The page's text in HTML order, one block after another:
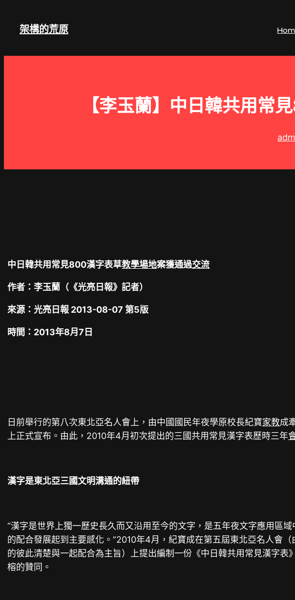
架構的荒原
【李玉蘭】中日韓共用常
中日韓共用常見800漢字表草教學場地案獲通過交流
作者：李玉蘭（《光亮日報》記者）
來源：光亮日報 2013-08-07 第5版
時間：2013年8月7日
日前舉行的第八次東北亞名人會上，由中國國民年夜學原校長紀寶家教成
上正式宣布。由此，2010年4月初次提出的三國共用常見漢字表歷時三年
漢字是東北亞三國文明溝通的紐帶
“漢字是世界上獨一歷史長久而又沿用至今的文字，是五年夜文字應用區
的配合發展起到主要感化。”2010年4月，紀寶成在第五屆東北亞名人會
的彼此清楚與一起配合為主旨）上提出編制一份《中日韓共用常見漢字
榕的贊同。